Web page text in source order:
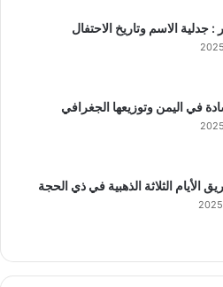
: جدلية الاسم وتاريخ الاحتفال
في اليمن وتوزيعها الجغرافي
الأيام الثلاثة الذهبية في ذي الحجة